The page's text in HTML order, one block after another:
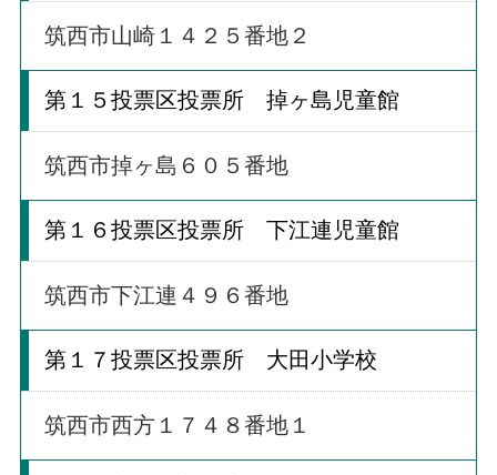
筑西市山崎１４２５番地２
第１５投票区投票所 掉ヶ島児童館
筑西市掉ヶ島６０５番地
第１６投票区投票所 下江連児童館
筑西市下江連４９６番地
第１７投票区投票所 大田小学校
筑西市西方１７４８番地１